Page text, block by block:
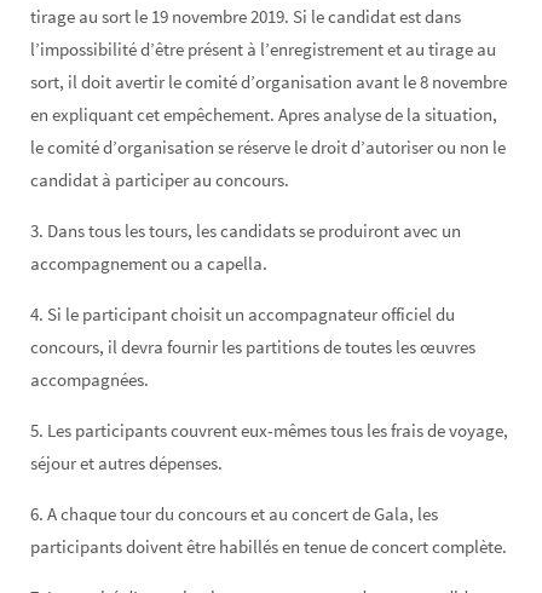
tirage au sort le 19 novembre 2019. Si le candidat est dans
l’impossibilité d’être présent à l’enregistrement et au tirage au
sort, il doit avertir le comité d’organisation avant le 8 novembre
en expliquant cet empêchement. Apres analyse de la situation,
le comité d’organisation se réserve le droit d’autoriser ou non le
candidat à participer au concours.
3. Dans tous les tours, les candidats se produiront avec un
accompagnement ou a capella.
4. Si le participant choisit un accompagnateur officiel du
concours, il devra fournir les partitions de toutes les œuvres
accompagnées.
5. Les participants couvrent eux-mêmes tous les frais de voyage,
séjour et autres dépenses.
6. A chaque tour du concours et au concert de Gala, les
participants doivent être habillés en tenue de concert complète.